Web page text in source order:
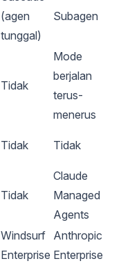
(agen
tunggal)
Subagen
Tidak
Mode
berjalan
terus-
menerus
Tidak Tidak
Tidak
Claude
Managed
Agents
Windsurf
Enterprise
Anthropic
Enterprise